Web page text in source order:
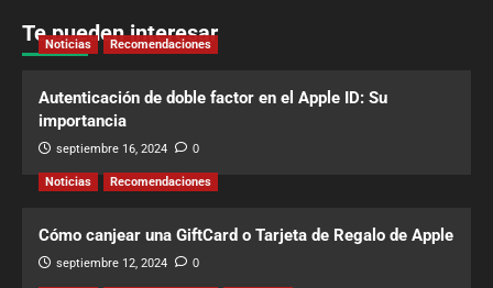
Te pueden interesar
Noticias Recomendaciones
Autenticación de doble factor en el Apple ID: Su
importancia
septiembre 16, 2024 0
Noticias Recomendaciones
Cómo canjear una GiftCard o Tarjeta de Regalo de Apple
septiembre 12, 2024 0